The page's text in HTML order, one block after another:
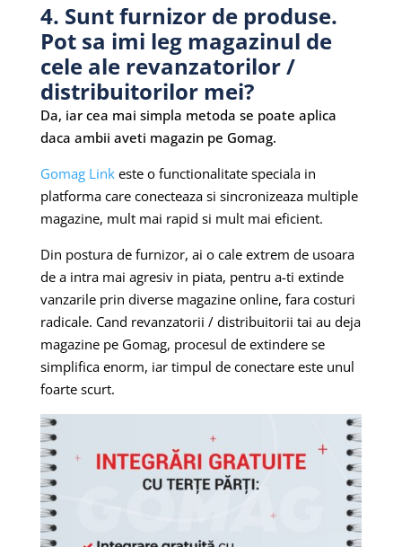
4. Sunt furnizor de produse.
Pot sa imi leg magazinul de
cele ale revanzatorilor /
distribuitorilor mei?
Da, iar cea mai simpla metoda se poate aplica
daca ambii aveti magazin pe Gomag.
Gomag Linkeste o functionalitate speciala in
platforma care conecteaza si sincronizeaza multiple
magazine, mult mai rapid si mult mai eficient.
Din postura de furnizor, ai o cale extrem de usoara
de a intra mai agresiv in piata, pentru a-ti extinde
vanzarile prin diverse magazine online, fara costuri
radicale. Cand revanzatorii / distribuitorii tai au deja
magazine pe Gomag, procesul de extindere se
simplifica enorm, iar timpul de conectare este unul
foarte scurt.